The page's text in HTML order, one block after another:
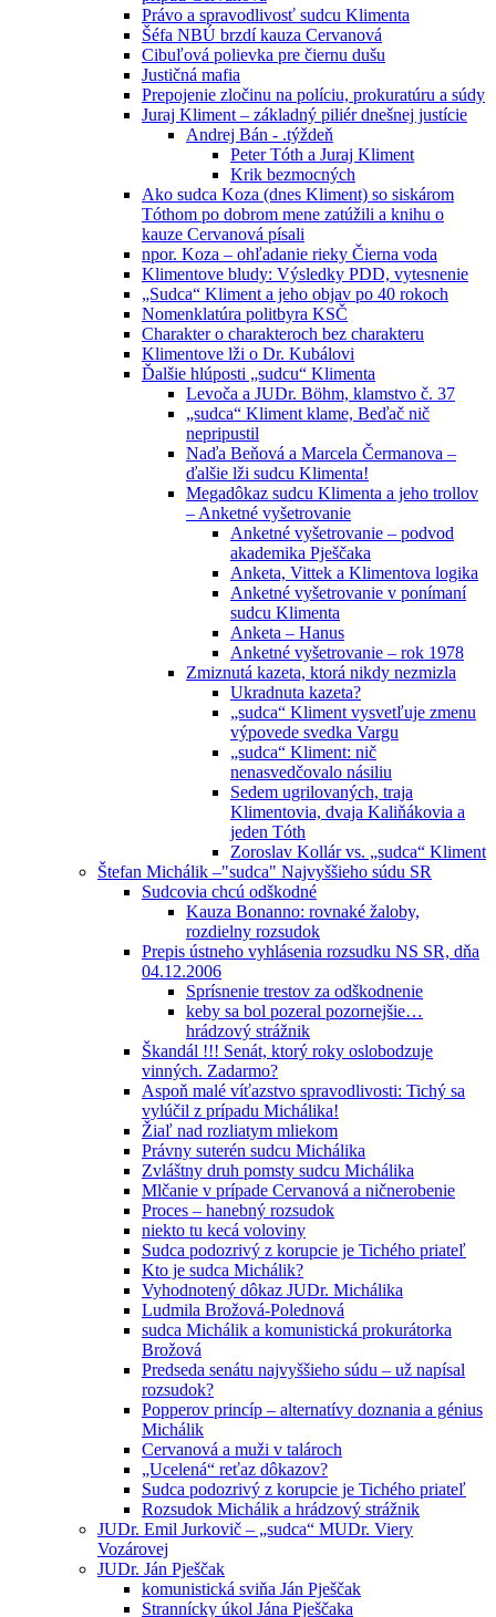
Právo a spravodlivosť sudcu Klimenta
Šéfa NBÚ brzdí kauza Cervanová
Cibuľová polievka pre čiernu dušu
Justičná mafia
Prepojenie zločinu na políciu, prokuratúru a súdy
Juraj Kliment – základný piliér dnešnej justície
Andrej Bán - .týždeň
Peter Tóth a Juraj Kliment
Krik bezmocných
Ako sudca Koza (dnes Kliment) so siskárom
Tóthom po dobrom mene zatúžili a knihu o
kauze Cervanová písali
npor. Koza – ohľadanie rieky Čierna voda
Klimentove bludy: Výsledky PDD, vytesnenie
„Sudca“ Kliment a jeho objav po 40 rokoch
Nomenklatúra politbyra KSČ
Charakter o charakteroch bez charakteru
Klimentove lži o Dr. Kubálovi
Ďalšie hlúposti „sudcu“ Klimenta
Levoča a JUDr. Böhm, klamstvo č. 37
„sudca“ Kliment klame, Beďač nič
nepripustil
Naďa Beňová a Marcela Čermanova –
ďalšie lži sudcu Klimenta!
Megadôkaz sudcu Klimenta a jeho trollov
– Anketné vyšetrovanie
Anketné vyšetrovanie – podvod
akademika Pješčaka
Anketa, Vittek a Klimentova logika
Anketné vyšetrovanie v ponímaní
sudcu Klimenta
Anketa – Hanus
Anketné vyšetrovanie – rok 1978
Zmiznutá kazeta, ktorá nikdy nezmizla
Ukradnuta kazeta?
„sudca“ Kliment vysvetľuje zmenu
výpovede svedka Vargu
„sudca“ Kliment: nič
nenasvedčovalo násiliu
Sedem ugrilovaných, traja
Klimentovia, dvaja Kaliňákovia a
jeden Tóth
Zoroslav Kollár vs. „sudca“ Kliment
Štefan Michálik –"sudca" Najvyššieho súdu SR
Sudcovia chcú odškodné
Kauza Bonanno: rovnaké žaloby,
rozdielny rozsudok
Prepis ústneho vyhlásenia rozsudku NS SR, dňa
04.12.2006
Sprísnenie trestov za odškodnenie
keby sa bol pozeral pozornejšie…
hrádzový strážnik
Škandál !!! Senát, ktorý roky oslobodzuje
vinných. Zadarmo?
Aspoň malé víťazstvo spravodlivosti: Tichý sa
vylúčil z prípadu Michálika!
Žiaľ nad rozliatym mliekom
Právny suterén sudcu Michálika
Zvláštny druh pomsty sudcu Michálika
Mlčanie v prípade Cervanová a ničnerobenie
Proces – hanebný rozsudok
niekto tu kecá voloviny
Sudca podozrivý z korupcie je Tichého priateľ
Kto je sudca Michálik?
Vyhodnotený dôkaz JUDr. Michálika
Ludmila Brožová-Polednová
sudca Michálik a komunistická prokurátorka
Brožová
Predseda senátu najvyššieho súdu – už napísal
rozsudok?
Popperov princíp – alternatívy doznania a génius
Michálik
Cervanová a muži v talároch
„Ucelená“ reťaz dôkazov?
Sudca podozrivý z korupcie je Tichého priateľ
Rozsudok Michálik a hrádzový strážnik
JUDr. Emil Jurkovič – „sudca“ MUDr. Viery
Vozárovej
JUDr. Ján Pješčak
komunistická sviňa Ján Pješčak
Strannícky úkol Jána Pješčaka